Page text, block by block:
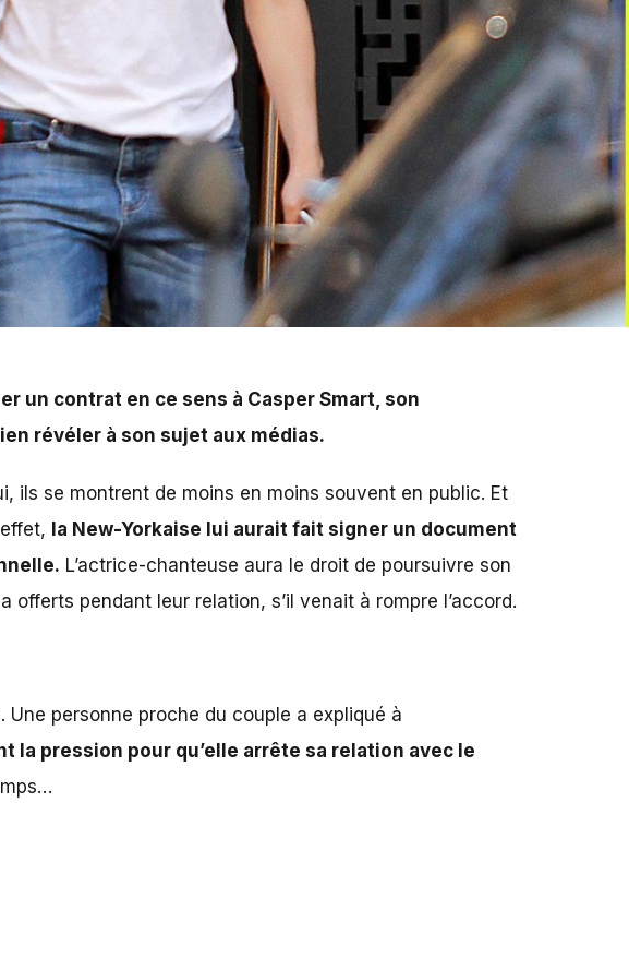
un contrat en ce sens à Casper Smart, son
révéler à son sujet aux médias.
ils se montrent de moins en moins souvent en public. Et
la New-Yorkaise lui aurait fait signer un document
L’actrice-chanteuse aura le droit de poursuivre son
pendant leur relation, s’il venait à rompre l’accord.
personne proche du couple a expliqué à
la pression pour qu’elle arrête sa relation avec le